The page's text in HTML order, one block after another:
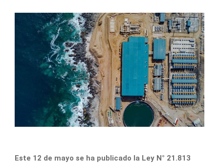
Este 12 de mayo se ha publicado la Ley N° 21.813